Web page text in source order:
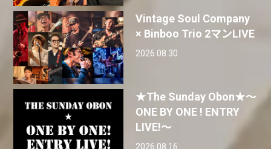
Vintage Soul Company
× Binboo Trio 2マンLIVE
2026.08.30
★The Sunday Obon★〜
ONE BY ONE ! ENTRY
LIVE!〜
2026.08.16